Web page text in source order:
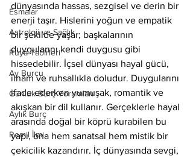
Esmalar
Astroloji ve Sağlık
Rüya Tabirleri
Ay Burcu
Günlük Burç Yorumları
Aylık Burç
Remil İlmi
dünyasında hassas, sezgisel ve derin bir
enerji taşır. Hislerini yoğun ve empatik
bir şekilde yaşar; başkalarının
duygularını kendi duygusu gibi
hissedebilir. İçsel dünyası hayal gücü,
ilham ve ruhsallıkla doludur. Duygularını
ifade ederken yumuşak, romantik ve
akışkan bir dil kullanır. Gerçeklerle hayal
arasında doğal bir köprü kurabilen bu
yapı, ona hem sanatsal hem mistik bir
çekicilik kazandırır. İç dünyasında sevgi,